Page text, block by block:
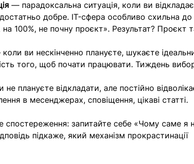
— парадоксальна ситуація, коли ви
добре. IT-сфера особливо схильна до
100%, не почну проєкт». Результат? Проєкт
ви нескінченно плануєте, шукаєте
того, щоб почати працювати. Тиждень
плануєте відкладати, але постійно
в месенджерах, сповіщення, цікаві статті.
спостереження: запитайте себе «Чому саме я
підкаже, який механізм прокрастинації